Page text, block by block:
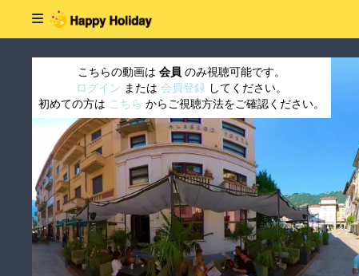
こちらの動画は 会員 のみ視聴可能です。
ログイン または 会員登録 してください。
初めての方は こちら からご視聴方法をご確認ください。